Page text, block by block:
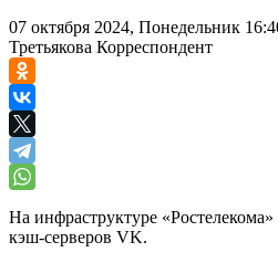
07 октября 2024, Понедельник
Третьякова Корреспондент
На инфраструктуре
кэш-серверов VK.